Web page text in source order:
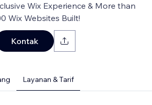
Wix Experience & More than
Wix Websites Built!
Kontak
Layanan & Tarif